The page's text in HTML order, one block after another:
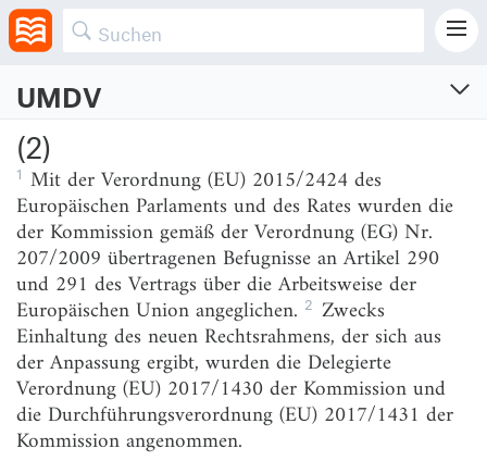
UMDV
Unionsmarkendurchführungsverordnung
Durchführungsverordnung (EU) 2018/626 der Kommission vom 5. März 2018 mit
Einzelheiten zur Umsetzung von Bestimmungen der Verordnung (EU) 2017/1001 des
Europäischen Parlaments und des Rates über die Unionsmarke und zur Aufhebung
der Durchführungsverordnung (EU) 2017/1431
Vom 24.4.2018 (ABl. L 104, S. 37-56)
Geltungsbereich: Europa (EU)
[Erwägungsgründe]
(1)
(2)
wird.
(2)
1 Mit der Verordnung (EU) 2015/2424 des
Europäischen Parlaments und des Rates wurden die
der Kommission gemäß der Verordnung (EG) Nr.
207/2009 übertragenen Befugnisse an Artikel 290
und 291 des Vertrags über die Arbeitsweise der
Europäischen Union angeglichen. 2 Zwecks
Einhaltung des neuen Rechtsrahmens, der sich aus
der Anpassung ergibt, wurden die Delegierte
Verordnung (EU) 2017/1430 der Kommission und
die Durchführungsverordnung (EU) 2017/1431 der
Kommission angenommen.